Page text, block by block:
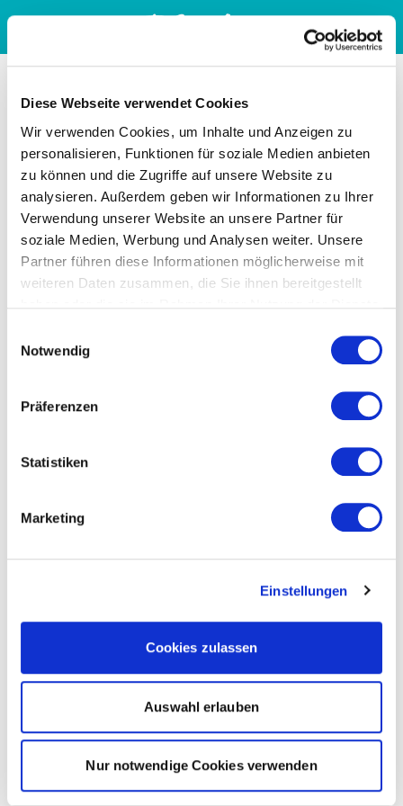
Diese Webseite verwendet Cookies
Wir verwenden Cookies, um Inhalte und Anzeigen zu
personalisieren, Funktionen für soziale Medien anbieten
zu können und die Zugriffe auf unsere Website zu
analysieren. Außerdem geben wir Informationen zu Ihrer
Verwendung unserer Website an unsere Partner für
soziale Medien, Werbung und Analysen weiter. Unsere
Partner führen diese Informationen möglicherweise mit
weiteren Daten zusammen, die Sie ihnen bereitgestellt
Cookies, wenn Sie unsere Webseite weiterhin nutzen.
Notwendig
Präferenzen
Statistiken
Marketing
Einstellungen
Cookies zulassen
Auswahl erlauben
Nur notwendige Cookies verwenden